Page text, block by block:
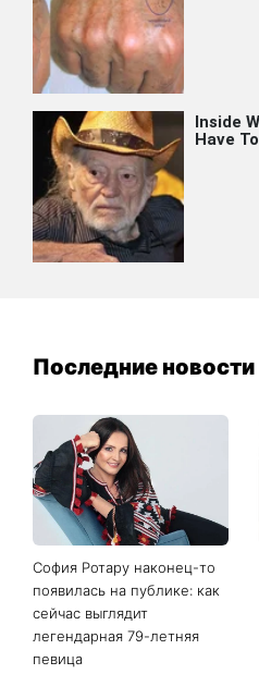
Последние новости
София Ротару наконец-то
появилась на публике: как
сейчас выглядит
легендарная 79-летняя
певица